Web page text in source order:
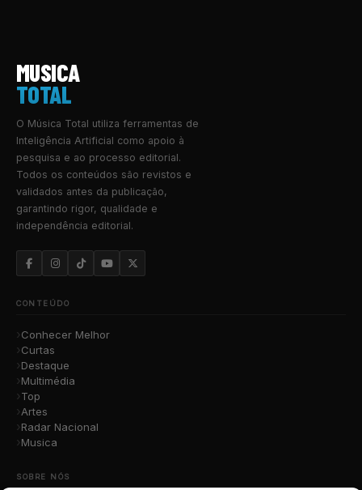
MUSICA
TOTAL
O Música Total utiliza ferramentas de
Inteligência Artificial como apoio à
pesquisa e ao processo editorial.
Todos os conteúdos são revistos e
validados antes da publicação,
garantindo rigor, qualidade e
independência editorial.
CONTEÚDO
Conhecer Melhor
Curtas
Destaque
Multimédia
Top
Artes
Radar Nacional
Musica
SOBRE NÓS